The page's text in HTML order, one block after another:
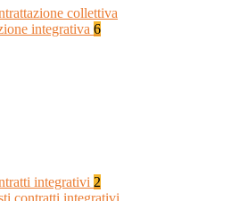
collettiva
integrativa 6
integrativi 2